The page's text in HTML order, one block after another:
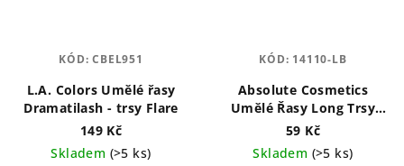
L.A. Colors Umělé řasy
Dramatilash - trsy Flare
149 Kč
Skladem (>5 ks)
KÓD:CBEL951
Absolute Cosmetics
Umělé Řasy Long Trsy
Black Edition 14110-LB
59 Kč
Skladem (>5 ks)
KÓD: 14110-LB